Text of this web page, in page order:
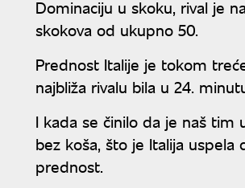
Dominaciju u skoku, rival je
skokova od ukupno 50.
Prednost Italije je tokom
najbliža rivalu bila u 24.
I kada se činilo da je naš tim
bez koša, što je Italija
prednost.